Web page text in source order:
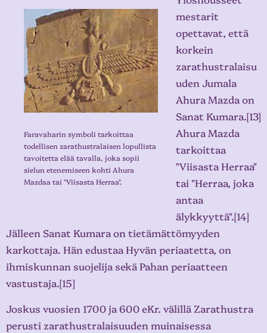
Faravaharin symboli tarkoittaa
todellisen zarathustralaisen lopullista
tavoitetta elää tavalla, joka sopii
sielun etenemiseen kohti Ahura
Mazdaa tai "Viisasta Herraa".
mestarit
opettavat, että
korkein
zarathustralaisu
uden Jumala
Ahura Mazda on
Sanat Kumara.[13]
Ahura Mazda
tarkoittaa
"Viisasta Herraa"
tai "Herraa, joka
antaa
älykkyyttä".[14]
Jälleen Sanat Kumara on tietämättömyyden
karkottaja. Hän edustaa Hyvän periaatetta, on
ihmiskunnan suojelija sekä Pahan periaatteen
vastustaja.[15]
Joskus vuosien 1700 ja 600 eKr. välillä Zarathustra
perusti zarathustralaisuuden muinaisessa